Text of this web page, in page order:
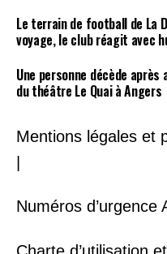
Le terrain de football de La
voyage, le club réagit avec
Une personne décède
du théâtre Le Quai à Angers
Mentions légales et
|
Numéros d’urgence